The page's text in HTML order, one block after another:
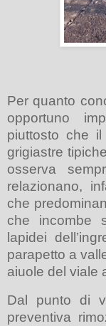
Per quanto
opportuno
piuttosto che
grigiastre
osserva
relazionano,
che
che incombe
lapidei
parapetto a
aiuole del viale
Dal punto di
preventiva